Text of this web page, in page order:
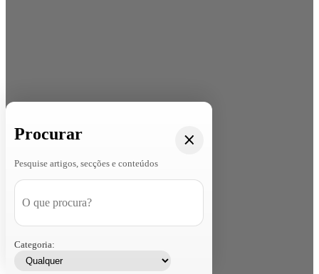
Procurar
Pesquise artigos, secções e conteúdos
Categoria: